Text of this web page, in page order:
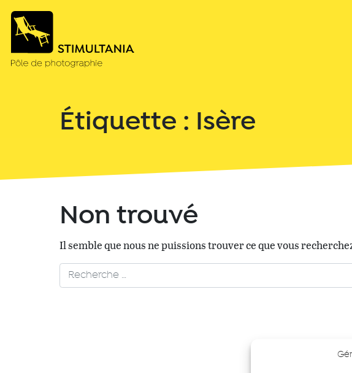
Étiquette : Isère
Non trouvé
Il semble que nous ne puissions trouver ce que vous
Rechercher